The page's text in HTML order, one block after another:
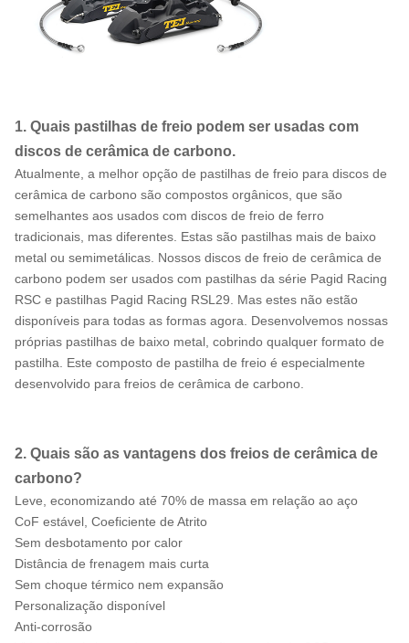
1. Quais pastilhas de freio podem ser usadas com
discos de cerâmica de carbono.
Atualmente, a melhor opção de pastilhas de freio para discos de
cerâmica de carbono são compostos orgânicos, que são
semelhantes aos usados ​​com discos de freio de ferro
tradicionais, mas diferentes. Estas são pastilhas mais de baixo
metal ou semimetálicas. Nossos discos de freio de cerâmica de
carbono podem ser usados ​​com pastilhas da série Pagid Racing
RSC e pastilhas Pagid Racing RSL29. Mas estes não estão
disponíveis para todas as formas agora. Desenvolvemos nossas
próprias pastilhas de baixo metal, cobrindo qualquer formato de
pastilha. Este composto de pastilha de freio é especialmente
desenvolvido para freios de cerâmica de carbono.
2. Quais são as vantagens dos freios de cerâmica de
carbono?
Leve, economizando até 70% de massa em relação ao aço
CoF estável, Coeficiente de Atrito
Sem desbotamento por calor
Distância de frenagem mais curta
Sem choque térmico nem expansão
Personalização disponível
Anti-corrosão